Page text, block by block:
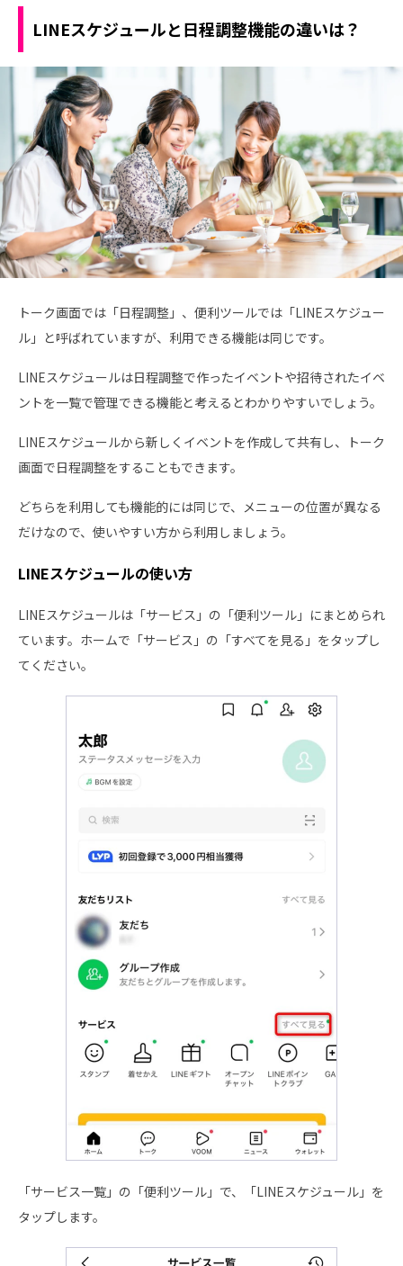
LINEスケジュールと日程調整機能の違いは？
トーク画面では「日程調整」、便利ツールでは「LINEスケジュー
ル」と呼ばれていますが、利用できる機能は同じです。
LINEスケジュールは日程調整で作ったイベントや招待されたイベ
ントを一覧で管理できる機能と考えるとわかりやすいでしょう。
LINEスケジュールから新しくイベントを作成して共有し、トーク
画面で日程調整をすることもできます。
どちらを利用しても機能的には同じで、メニューの位置が異なる
だけなので、使いやすい方から利用しましょう。
LINEスケジュールの使い方
LINEスケジュールは「サービス」の「便利ツール」にまとめられ
ています。ホームで「サービス」の「すべてを見る」をタップし
てください。
「サービス一覧」の「便利ツール」で、「LINEスケジュール」を
タップします。